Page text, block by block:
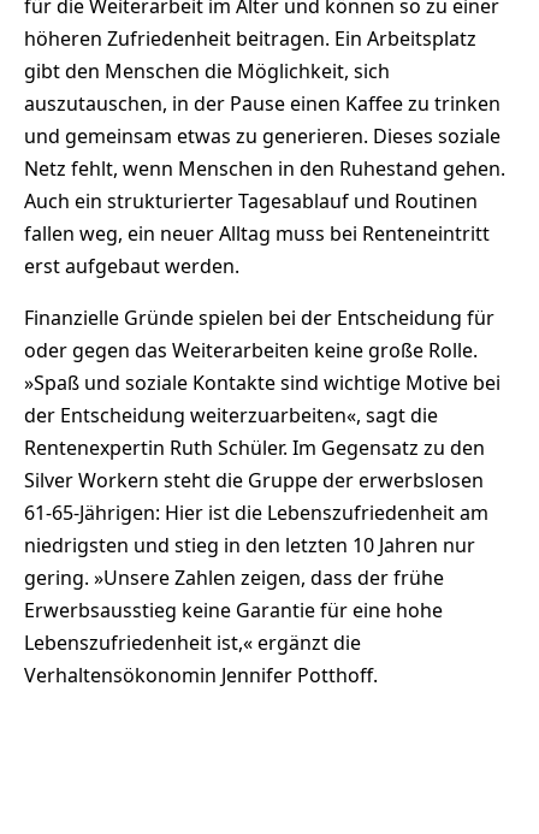
für die Weiterarbeit im Alter und können so zu einer
höheren Zufriedenheit beitragen. Ein Arbeitsplatz
gibt den Menschen die Möglichkeit, sich
auszutauschen, in der Pause einen Kaffee zu trinken
und gemeinsam etwas zu generieren. Dieses soziale
Netz fehlt, wenn Menschen in den Ruhestand gehen.
Auch ein strukturierter Tagesablauf und Routinen
fallen weg, ein neuer Alltag muss bei Renteneintritt
erst aufgebaut werden.
Finanzielle Gründe spielen bei der Entscheidung für
oder gegen das Weiterarbeiten keine große Rolle.
»Spaß und soziale Kontakte sind wichtige Motive bei
der Entscheidung weiterzuarbeiten«, sagt die
Rentenexpertin Ruth Schüler. Im Gegensatz zu den
Silver Workern steht die Gruppe der erwerbslosen
61-65-Jährigen: Hier ist die Lebenszufriedenheit am
niedrigsten und stieg in den letzten 10 Jahren nur
gering. »Unsere Zahlen zeigen, dass der frühe
Erwerbsausstieg keine Garantie für eine hohe
Lebenszufriedenheit ist,« ergänzt die
Verhaltensökonomin Jennifer Potthoff.